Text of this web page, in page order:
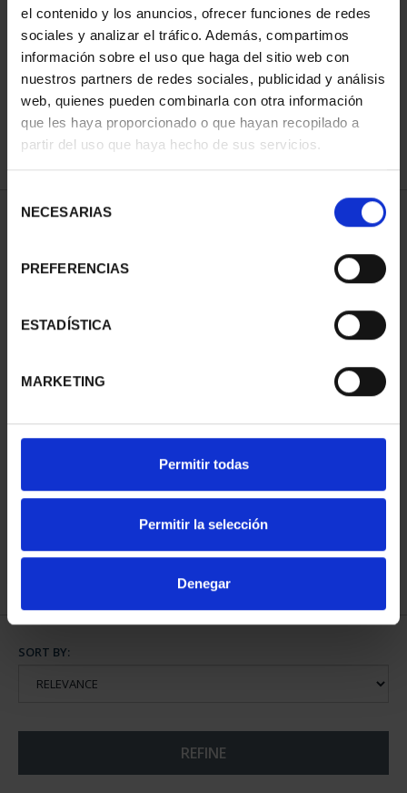
el contenido y los anuncios, ofrecer funciones de redes
sociales y analizar el tráfico. Además, compartimos
información sobre el uso que haga del sitio web con
nuestros partners de redes sociales, publicidad y análisis
web, quienes pueden combinarla con otra información
que les haya proporcionado o que hayan recopilado a
partir del uso que haya hecho de sus servicios.
NECESARIAS
PREFERENCIAS
ESTADÍSTICA
MARKETING
Permitir todas
Permitir la selección
Denegar
SORT BY:
REFINE
2 Products found
COPPER MEDAL 'RIO
€18.00
COPPER MEDAL 'RIO
€18.00
SORT BY:
REFINE